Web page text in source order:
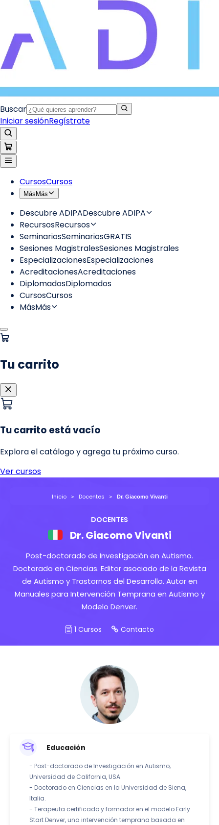
Inicio Docentes Dr. Giacomo Vivanti
DOCENTES
Dr. Giacomo Vivanti
Post-doctorado de Investigación en Autismo.
Doctorado en Ciencias. Editor asociado de la Revista
de Autismo y Trastornos del Desarrollo. Autor en
Manuales para Intervención Temprana en Autismo y
Modelo Denver.
1 Cursos Contacto
Educación
- Post-doctorado de Investigación en Autismo,
Universidad de California, USA.
- Doctorado en Ciencias en la Universidad de Siena,
Italia.
- Terapeuta certificado y formador en el modelo Early
Start Denver, una intervención temprana basada en